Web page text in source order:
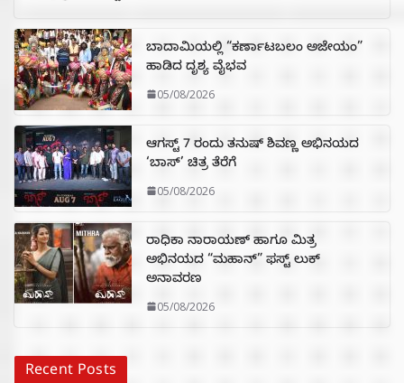
ಬಾದಾಮಿಯಲ್ಲಿ “ಕರ್ಣಾಟಬಲಂ ಅಜೇಯಂ”
ಹಾಡಿದ ದೃಶ್ಯ ವೈಭವ
05/08/2026
ಆಗಸ್ಟ್ 7 ರಂದು ತನುಷ್ ಶಿವಣ್ಣ ಅಭಿನಯದ
‘ಬಾಸ್’ ಚಿತ್ರ ತೆರೆಗೆ
05/08/2026
ರಾಧಿಕಾ ನಾರಾಯಣ್ ಹಾಗೂ ಮಿತ್ರ
ಅಭಿನಯದ “ಮಹಾನ್” ಫಸ್ಟ್ ಲುಕ್
ಅನಾವರಣ
05/08/2026
Recent Posts